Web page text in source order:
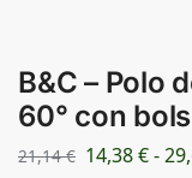
B&C – Polo
60° con
21,14€ 14,38€-